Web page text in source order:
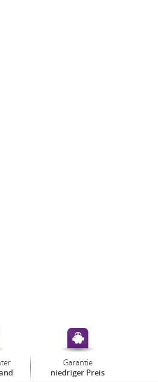
Garantie
niedriger Preis